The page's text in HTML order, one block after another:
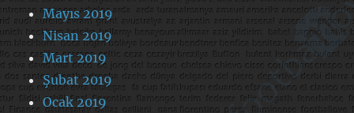
Mayıs 2019
Nisan 2019
Mart 2019
Şubat 2019
Ocak 2019